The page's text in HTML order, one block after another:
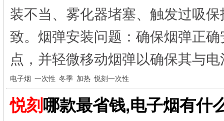
装不当、雾化器堵塞、触发过吸
致。烟弹安装问题：确保烟弹正
点，并轻微移动烟弹以确保其与
电子烟 一次性 冬季 加热 悦刻一次性
悦刻哪款最省钱,电子烟有什